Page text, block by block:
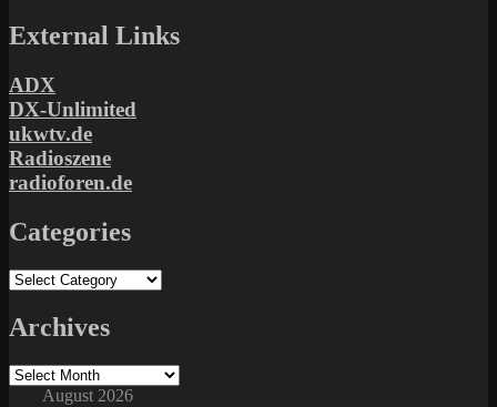
External Links
ADX
DX-Unlimited
ukwtv.de
Radioszene
radioforen.de
Categories
Categories
Archives
Archives
August 2026